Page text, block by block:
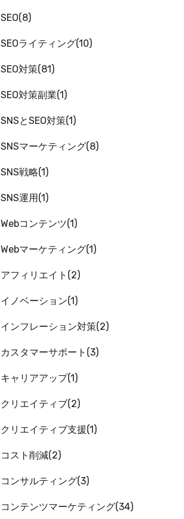
SEO 8
SEOライティング 10
SEO対策 81
SEO対策副業 1
SNSとSEO対策 1
SNSマーケティング 8
SNS戦略 1
SNS運用 1
Webコンテンツ 1
Webマーケティング 1
アフィリエイト 2
イノベーション 1
インフレーション対策 2
カスタマーサポート 3
キャリアアップ 1
クリエイティブ 2
クリエイティブ支援 1
コスト削減 2
コンサルティング 3
コンテンツマーケティング 34